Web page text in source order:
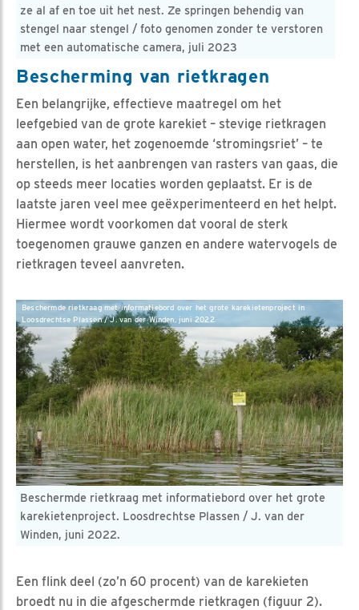
ze al af en toe uit het nest. Ze springen behendig van
stengel naar stengel / foto genomen zonder te verstoren
met een automatische camera, juli 2023
Bescherming van rietkragen
Een belangrijke, effectieve maatregel om het
leefgebied van de grote karekiet – stevige rietkragen
aan open water, het zogenoemde ‘stromingsriet’ – te
herstellen, is het aanbrengen van rasters van gaas, die
op steeds meer locaties worden geplaatst. Er is de
laatste jaren veel mee geëxperimenteerd en het helpt.
Hiermee wordt voorkomen dat vooral de sterk
toegenomen grauwe ganzen en andere watervogels de
rietkragen teveel aanvreten.
Beschermde rietkraag met informatiebord over het grote
karekietenproject. Loosdrechtse Plassen / J. van der
Winden, juni 2022.
Beschermde rietkraag met informatiebord over het grote karekietenproject in
Loosdrechtse Plassen / J. van der Winden, juni 2022
Een flink deel (zo’n 60 procent) van de karekieten
broedt nu in die afgeschermde rietkragen (figuur 2).